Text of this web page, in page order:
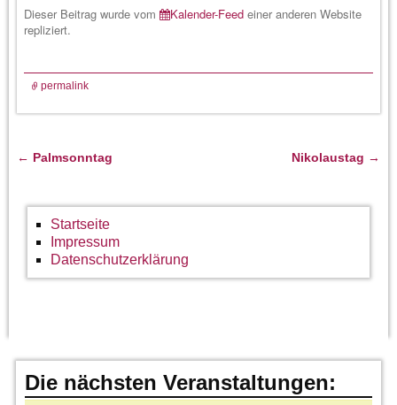
Dieser Beitrag wurde vom Kalender-Feedeiner anderen Website
repliziert.
permalink
← Palmsonntag Nikolaustag →
Startseite
Impressum
Datenschutzerklärung
Die nächsten Veranstaltungen: